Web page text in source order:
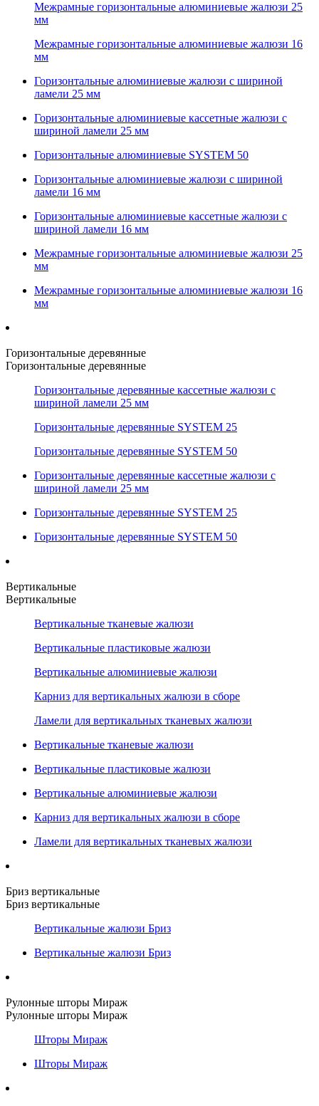
Межрамные горизонтальные алюминиевые жалюзи 25
мм
Межрамные горизонтальные алюминиевые жалюзи 16
мм
Горизонтальные алюминиевые жалюзи с шириной
ламели 25 мм
Горизонтальные алюминиевые кассетные жалюзи с
шириной ламели 25 мм
Горизонтальные алюминиевые SYSTEM 50
Горизонтальные алюминиевые жалюзи с шириной
ламели 16 мм
Горизонтальные алюминиевые кассетные жалюзи с
шириной ламели 16 мм
Межрамные горизонтальные алюминиевые жалюзи 25
мм
Межрамные горизонтальные алюминиевые жалюзи 16
мм
Горизонтальные деревянные
Горизонтальные деревянные
Горизонтальные деревянные кассетные жалюзи с
шириной ламели 25 мм
Горизонтальные деревянные SYSTEM 25
Горизонтальные деревянные SYSTEM 50
Горизонтальные деревянные кассетные жалюзи с
шириной ламели 25 мм
Горизонтальные деревянные SYSTEM 25
Горизонтальные деревянные SYSTEM 50
Вертикальные
Вертикальные
Вертикальные тканевые жалюзи
Вертикальные пластиковые жалюзи
Вертикальные алюминиевые жалюзи
Карниз для вертикальных жалюзи в сборе
Ламели для вертикальных тканевых жалюзи
Вертикальные тканевые жалюзи
Вертикальные пластиковые жалюзи
Вертикальные алюминиевые жалюзи
Карниз для вертикальных жалюзи в сборе
Ламели для вертикальных тканевых жалюзи
Бриз вертикальные
Бриз вертикальные
Вертикальные жалюзи Бриз
Вертикальные жалюзи Бриз
Рулонные шторы Мираж
Рулонные шторы Мираж
Шторы Мираж
Шторы Мираж